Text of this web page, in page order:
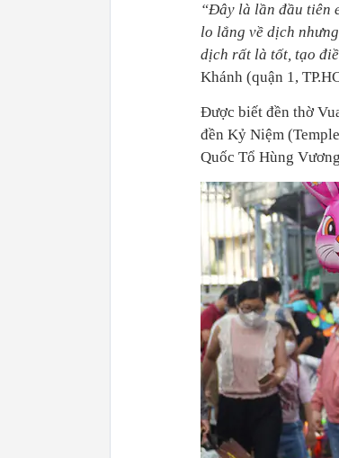
“Đây là lần đầu tiên
lo lắng về dịch
dịch rất là tốt, tạo
Khánh (quận 1,
Được biết đền thờ
đền Kỷ Niệm
Quốc Tổ Hùng